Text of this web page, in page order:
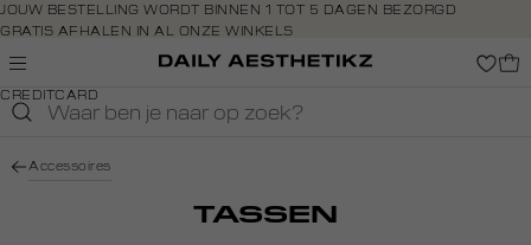
Navigeer
direct naar
de
Open de
direct
JOUW BESTELLING WORDT BINNEN 1 TOT 5 DAGEN BEZORGD
GRATIS AFHALEN IN AL ONZE WINKELS
GRATIS RETOURNEREN BINNEN 14 DAGEN IN DE WINKEL
BETAAL ZOALS JIJ WILT: O.A. IDEAL, RIVERTY, APPLE PAY &
CREDITCARD
Accessoires
TASSEN